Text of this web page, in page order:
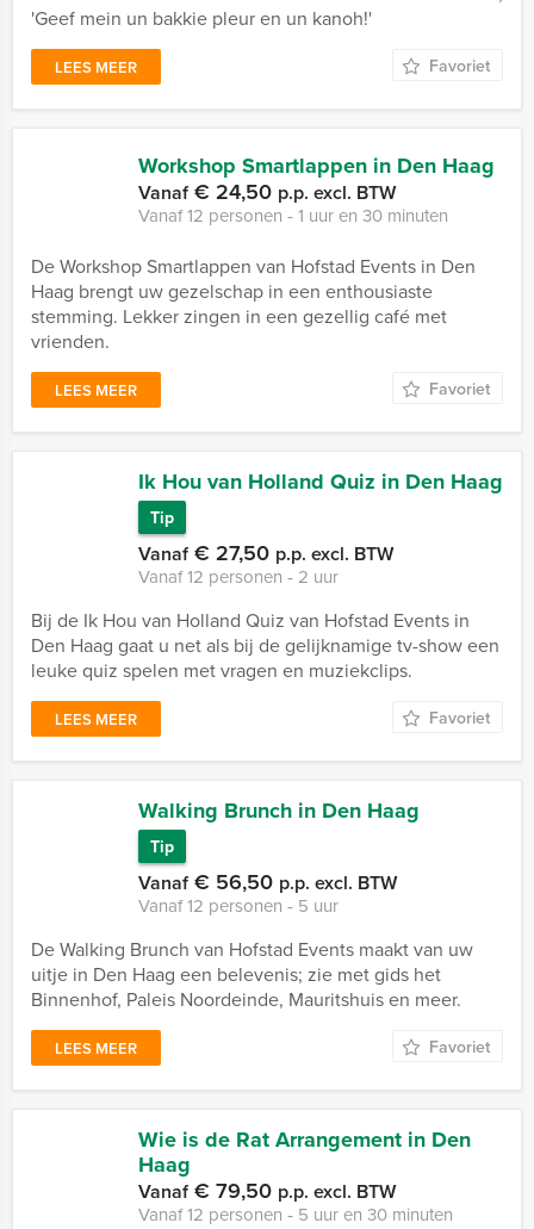
'Geef mein un bakkie pleur en un kanoh!'
LEES MEER Favoriet
Workshop Smartlappen in Den Haag
Vanaf€ 24,50 p.p. excl. BTW
Vanaf 12 personen ‐ 1 uur en 30 minuten
De Workshop Smartlappen van Hofstad Events in Den
Haag brengt uw gezelschap in een enthousiaste
stemming. Lekker zingen in een gezellig café met
vrienden.
LEES MEER Favoriet
Ik Hou van Holland Quiz in Den Haag
Tip
Vanaf€ 27,50 p.p. excl. BTW
Vanaf 12 personen ‐ 2 uur
Bij de Ik Hou van Holland Quiz van Hofstad Events in
Den Haag gaat u net als bij de gelijknamige tv-show een
leuke quiz spelen met vragen en muziekclips.
LEES MEER Favoriet
Walking Brunch in Den Haag
Tip
Vanaf€ 56,50 p.p. excl. BTW
Vanaf 12 personen ‐ 5 uur
De Walking Brunch van Hofstad Events maakt van uw
uitje in Den Haag een belevenis; zie met gids het
Binnenhof, Paleis Noordeinde, Mauritshuis en meer.
LEES MEER Favoriet
Wie is de Rat Arrangement in Den
Haag
Vanaf€ 79,50 p.p. excl. BTW
Vanaf 12 personen ‐ 5 uur en 30 minuten